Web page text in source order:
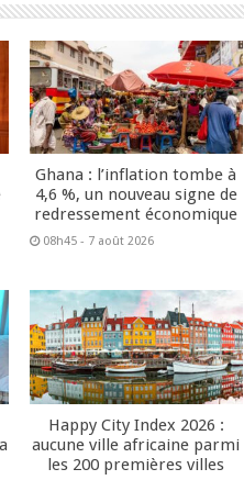
Ghana : l’inflation tombe à
4,6 %, un nouveau signe de
redressement économique
08h45 - 7 août 2026
Happy City Index 2026 :
aucune ville africaine parmi
les 200 premières villes